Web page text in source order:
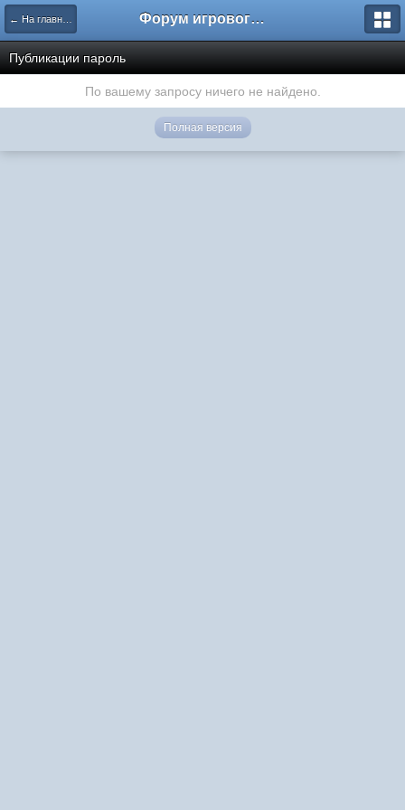
← На главную Форум игрового проекта Riverrise
Публикации пароль
По вашему запросу ничего не найдено.
Полная версия